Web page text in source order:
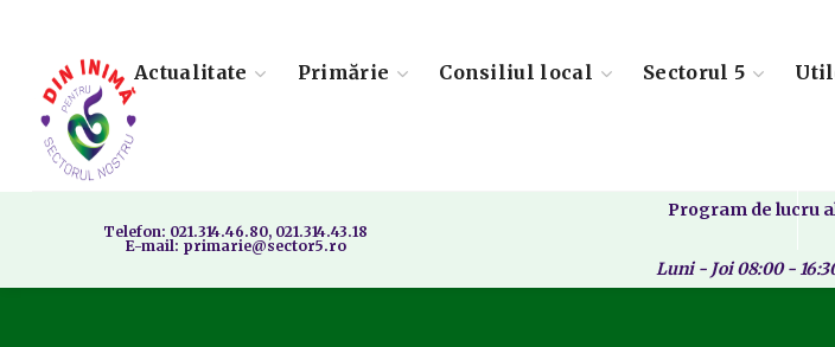
Actualitate Primărie Consiliul local Sectorul 5
Telefon: 021.314.46.80, 021.314.43.18
E-mail: primarie@sector5.ro
Program de lucru
Luni - Joi 08:00 -